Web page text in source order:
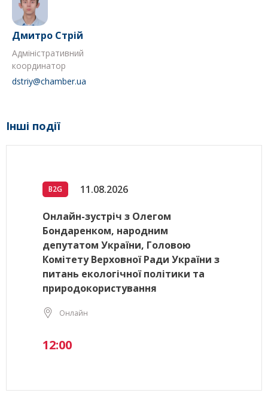
Дмитро Стрій
Адміністративний
координатор
dstriy@chamber.ua
Інші події
B2G 11.08.2026
Онлайн-зустріч з Олегом
Бондаренком, народним
депутатом України, Головою
Комітету Верховної Ради України з
питань екологічної політики та
природокористування
Онлайн
12:00